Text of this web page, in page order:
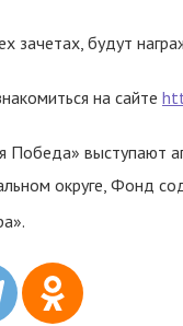
зачетах, будут
на сайте
выступают
округе, Фонд